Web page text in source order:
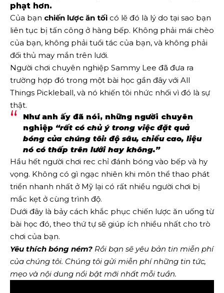
phạt hơn.
Của bạn chiến lược ăn tối có lẽ đó là lý do tại sao bạn
liên tục bị tấn công ở hàng bếp. Không phải mái chèo
của bạn, không phải tuổi tác của bạn, và không phải
đối thủ may mắn trên lưới.
Người chơi chuyên nghiệp Sammy Lee đã đưa ra
trường hợp đó trong một bài học gần đây với All
Things Pickleball, và nó khiến tôi nhức nhối vì đó là sự
thật.
Như anh ấy đã nói, những người chuyên
nghiệp “rất có chủ ý trong việc đặt quả
bóng của chúng tôi: độ sâu, chiều cao, liệu
nó có thấp trên lưới hay không.”
Hầu hết người chơi rec chỉ đánh bóng vào bếp và hy
vọng. Không có gì ngạc nhiên khi môn thể thao phát
triển nhanh nhất ở Mỹ lại có rất nhiều người chơi bị
mắc kẹt ở cùng trình độ.
Dưới đây là bảy cách khắc phục chiến lược ăn uống từ
bài học đó, theo thứ tự sẽ giúp ích nhiều nhất cho trò
chơi của bạn.
Yêu thích bóng ném? Rồi bạn sẽ yêu bản tin miễn phí
của chúng tôi. Chúng tôi gửi miễn phí những tin tức,
mẹo và nội dung nổi bật mới nhất mỗi tuần.